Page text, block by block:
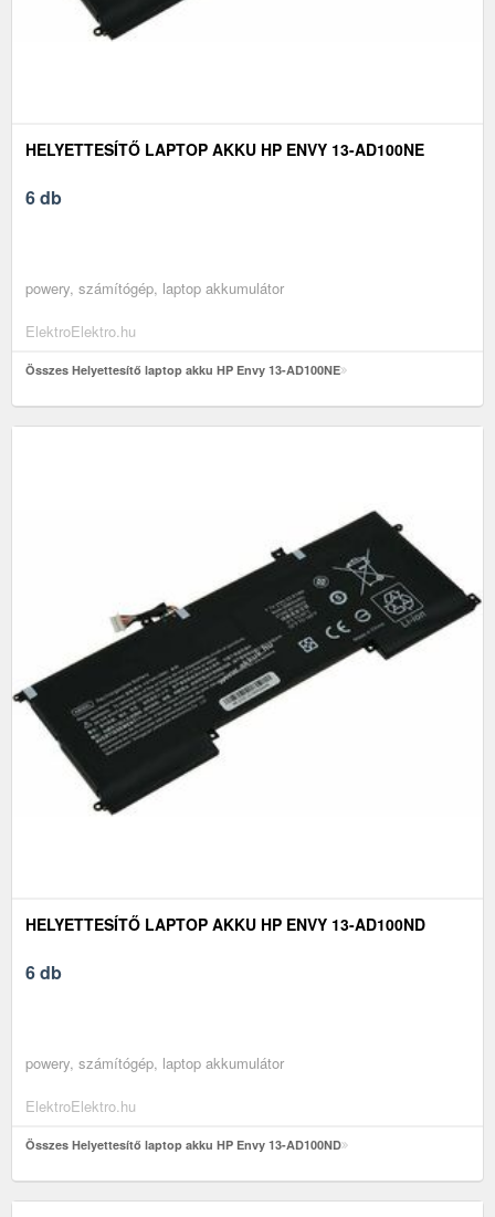
HELYETTESÍTŐ LAPTOP AKKU HP ENVY 13-AD100NE
6 db
powery, számítógép, laptop akkumulátor
ElektroElektro.hu
Összes Helyettesítő laptop akku HP Envy 13-AD100NE
HELYETTESÍTŐ LAPTOP AKKU HP ENVY 13-AD100ND
6 db
powery, számítógép, laptop akkumulátor
ElektroElektro.hu
Összes Helyettesítő laptop akku HP Envy 13-AD100ND